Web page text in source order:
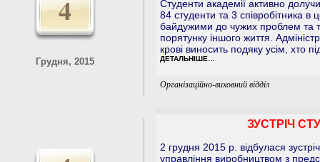
4
Грудня, 2015
Студенти академії активно
84 студенти та 3 співробітника
байдужими до чужих проблем та
порятунку іншого життя.
крові виносить подяку усім, хто
ДЕТАЛЬНІШЕ…
Організаційно-виховний відділ
ЗУСТРІЧ
2 грудня 2015 р. відбулася
управління виробництвом з